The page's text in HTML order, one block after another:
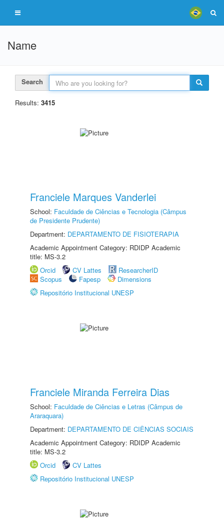
Name
Search
Results: 3415
Franciele Marques Vanderlei
School: Faculdade de Ciências e Tecnologia (Câmpus
de Presidente Prudente)
Department: DEPARTAMENTO DE FISIOTERAPIA
Academic Appointment Category: RDIDP Academic
title: MS-3.2
Orcid
CV Lattes
ResearcherID
Scopus
Fapesp
Dimensions
Repositório Institucional UNESP
Franciele Miranda Ferreira Dias
School: Faculdade de Ciências e Letras (Câmpus de
Araraquara)
Department: DEPARTAMENTO DE CIÊNCIAS SOCIAIS
Academic Appointment Category: RDIDP Academic
title: MS-3.2
Orcid
CV Lattes
Repositório Institucional UNESP